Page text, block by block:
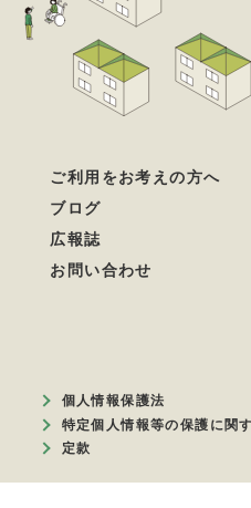
ご利用をお考えの方へ
ブログ
広報誌
お問い合わせ
個人情報保護法
特定個人情報等の保護に関
定款